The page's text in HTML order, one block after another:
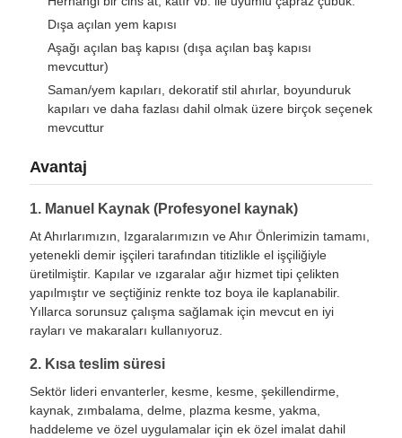
Dışa açılan yem kapısı
Aşağı açılan baş kapısı (dışa açılan baş kapısı
mevcuttur)
Saman/yem kapıları, dekoratif stil ahırlar, boyunduruk
kapıları ve daha fazlası dahil olmak üzere birçok seçenek
mevcuttur
Avantaj
1. Manuel Kaynak (Profesyonel kaynak)
At Ahırlarımızın, Izgaralarımızın ve Ahır Önlerimizin tamamı,
yetenekli demir işçileri tarafından titizlikle el işçiliğiyle
üretilmiştir. Kapılar ve ızgaralar ağır hizmet tipi çelikten
yapılmıştır ve seçtiğiniz renkte toz boya ile kaplanabilir.
Yıllarca sorunsuz çalışma sağlamak için mevcut en iyi
rayları ve makaraları kullanıyoruz.
2. Kısa teslim süresi
Sektör lideri envanterler, kesme, kesme, şekillendirme,
kaynak, zımbalama, delme, plazma kesme, yakma,
haddeleme ve özel uygulamalar için ek özel imalat dahil